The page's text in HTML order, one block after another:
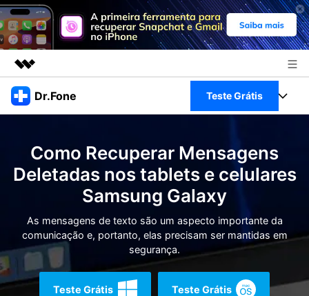
Produtos em destaque
Visão geral
Soluções
Sobre nós
Sala de imprensa
Loja
Dr.Fone Teste Grátis
Veja Toolkit Completo >
Productos
Para Celular
Online
Ações rápidas
Dicas
Recursos
Transferir Dados
Como Recuperar Mensagens
Deletadas nos tablets e celulares
Samsung Galaxy
As mensagens de texto são um aspecto importante da
comunicação e, portanto, elas precisam ser mantidas em
segurança.
Teste Grátis Teste Grátis